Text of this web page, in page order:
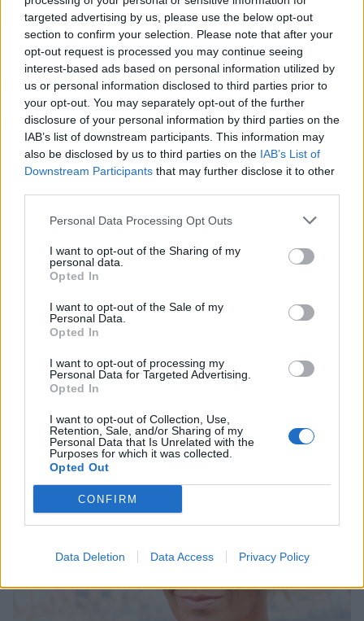
targeted advertising by us, please use the below opt-out
section to confirm your selection. Please note that after your
opt-out request is processed you may continue seeing
interest-based ads based on personal information utilized by
us or personal information disclosed to third parties prior to
your opt-out. You may separately opt-out of the further
disclosure of your personal information by third parties on the
IAB’s list of downstream participants. This information may
also be disclosed by us to third parties on the IAB’s List of
Downstream Participants that may further disclose it to other
Personal Data Processing Opt Outs
I want to opt-out of the Sharing of my
personal data.
Opted In
I want to opt-out of the Sale of my
Personal Data.
Opted In
I want to opt-out of processing my
Personal Data for Targeted Advertising.
Opted In
I want to opt-out of Collection, Use,
Retention, Sale, and/or Sharing of my
Personal Data that Is Unrelated with the
Purposes for which it was collected.
Opted Out
CONFIRM
Data Deletion Data Access Privacy Policy
Terhi Alanya matkaoppaan työstä:
”Eihän sitä muuta tarvitse”
Viihdeuutiset
Matkaoppaat-Terhi huolissaan:
”Ne ovat kaikki kännissä”